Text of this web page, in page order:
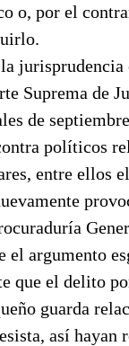
o, por el
Suprema de
de
políticos
entre ellos
el argumento
que el delito
guarda
así hayan